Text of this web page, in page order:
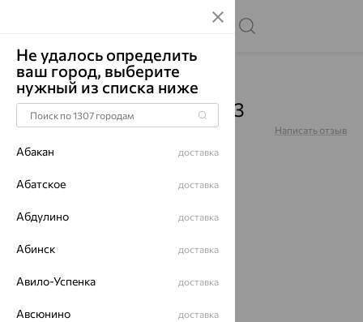
Главная Каталог Серьги Без вставок
Серьги, золото, 0200423
Артикул:0200423
Написать отзыв
Не удалось определить
ваш город, выберите
нужный из списка ниже
Абакан доставка
Абатское доставка
Абдулино доставка
Абинск доставка
Авило-Успенка доставка
Авсюнино доставка